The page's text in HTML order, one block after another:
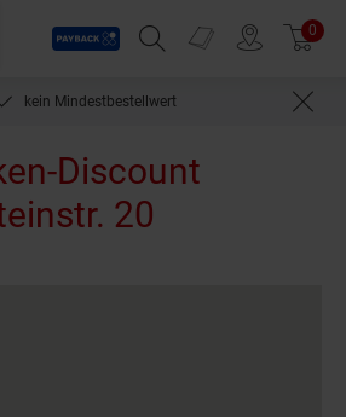
Payback
Suchfeld einblenden
Prospekte 0
kein Mindestbestellwert
Discount
20